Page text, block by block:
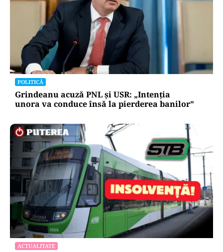
POLITICĂ
Grindeanu acuză PNL și USR: „Intenția
unora va conduce însă la pierderea banilor”
ACTUALITATE